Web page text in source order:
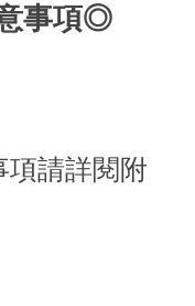
事項◎
項請詳閱附